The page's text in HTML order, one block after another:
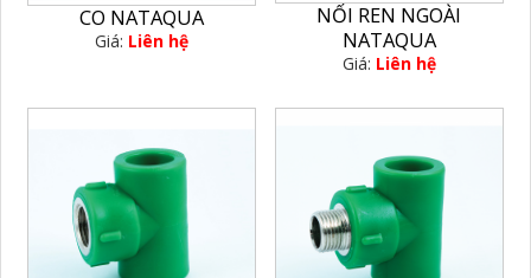
CO NATAQUA
Giá: Liên hệ
NỐI REN NGOÀI
NATAQUA
Giá: Liên hệ